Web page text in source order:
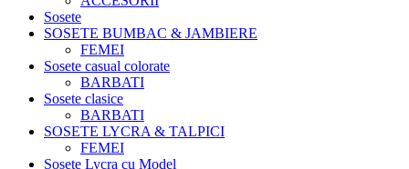
Sosete
SOSETE BUMBAC & JAMBIERE
FEMEI
Sosete casual colorate
BARBATI
Sosete clasice
BARBATI
SOSETE LYCRA & TALPICI
FEMEI
Sosete Lycra cu Model